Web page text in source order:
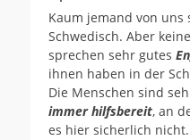
Kaum jemand von
Schwedisch. Aber
sprechen sehr gutes
ihnen haben in der
Die Menschen sind
immer hilfsbereit, an
es hier sicherlich nicht.